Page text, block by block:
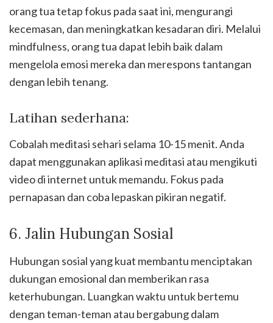
orang tua tetap fokus pada saat ini, mengurangi
kecemasan, dan meningkatkan kesadaran diri. Melalui
mindfulness, orang tua dapat lebih baik dalam
mengelola emosi mereka dan merespons tantangan
dengan lebih tenang.
Latihan sederhana:
Cobalah meditasi sehari selama 10-15 menit. Anda
dapat menggunakan aplikasi meditasi atau mengikuti
video di internet untuk memandu. Fokus pada
pernapasan dan coba lepaskan pikiran negatif.
6. Jalin Hubungan Sosial
Hubungan sosial yang kuat membantu menciptakan
dukungan emosional dan memberikan rasa
keterhubungan. Luangkan waktu untuk bertemu
dengan teman-teman atau bergabung dalam